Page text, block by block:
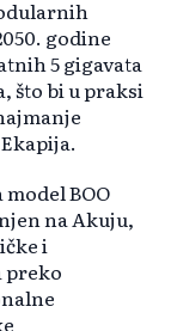
godine
5 gigavata
što bi u praksi
BOO
na Akuju,
i
preko